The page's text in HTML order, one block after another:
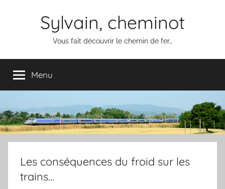
Sylvain, cheminot
Vous fait découvrir le chemin de fer…
Menu
Les conséquences du froid sur les
trains…